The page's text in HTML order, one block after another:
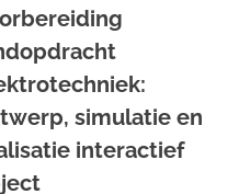
simulatie en
interactief